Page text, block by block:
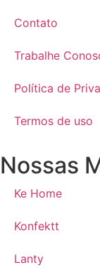
Contato
Trabalhe
Política de
Termos de uso
Nossas
Ke Home
Konfektt
Lanty